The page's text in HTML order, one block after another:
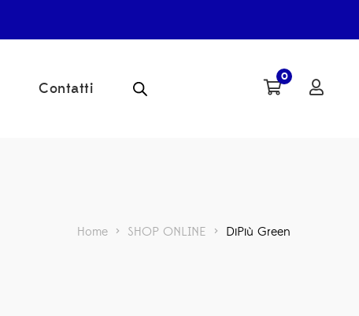
Contatti
0
Home > SHOP ONLINE > DiPiù Green